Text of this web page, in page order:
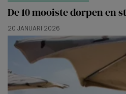
De 10 mooiste dorpen en
20 JANUARI 2026